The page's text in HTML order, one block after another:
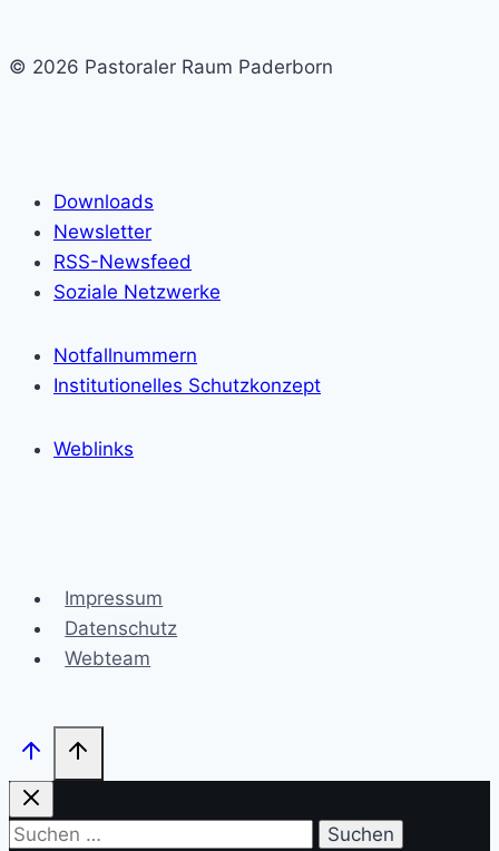
© 2026 Pastoraler Raum Paderborn
Downloads
Newsletter
RSS-Newsfeed
Soziale Netzwerke
Notfallnummern
Institutionelles Schutzkonzept
Weblinks
Impressum
Datenschutz
Webteam
Suchen